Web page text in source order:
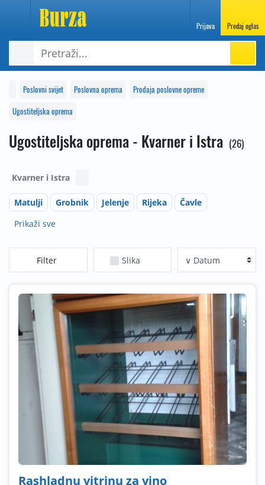
Prijava Predaj oglas
Poslovni svijet Poslovna oprema
Prodaja poslovne opreme
Ugostiteljska oprema
Ugostiteljska oprema - Kvarner i Istra 26
Kvarner i Istra
Matulji Grobnik Jelenje Rijeka
Čavle
Prikaži sve
Filter Slika
Rashladnu vitrinu za vino